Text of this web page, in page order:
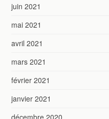
juin 2021
mai 2021
avril 2021
mars 2021
février 2021
janvier 2021
décembre 2020